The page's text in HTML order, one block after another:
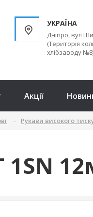
УКРАЇНА
Дніпро, вул
(Територія
хлібзаводу
Акції
Рукави високого
1SN